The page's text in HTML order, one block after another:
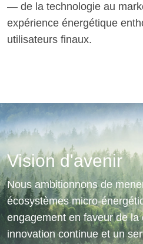
— de la technologie au
expérience énergétique
utilisateurs finaux.
Vision d'avenir
Nous ambitionnons de
écosystèmes micro-
engagement en faveur de la
innovation continue et un